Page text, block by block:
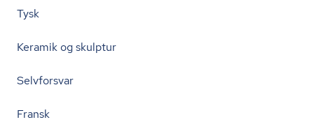
Tysk
Keramik og skulptur
Selvforsvar
Fransk